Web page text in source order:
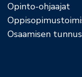
Opinto-ohjaajat
Osaamisen